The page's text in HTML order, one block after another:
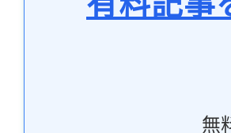
無